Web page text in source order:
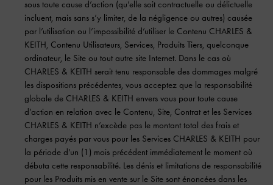
sous toute cause d’action (qu’elle soit contractuelle ou délictuelle
incluent, mais sans s’y limiter, de la négligence ou autres) causée
par l’utilisation ou l’impossibilité d’utiliser le Contenu CHARLES &
KEITH, Contenu Utilisateurs, Services, Produits Tiers, quelconque
ordinateur, le Site ou tout autre site Internet. Dans le cas où
CHARLES & KEITH serait tenu responsable des dommages malgré
les dispositions précédentes, vous acceptez que la responsabilité
globale de CHARLES & KEITH envers vous pour toute cause
d’action en relation avec le Contenu, Site, Contrat et les Services
CHARLES & KEITH n’excède pas le montant total des frais et
charges payés par vous pour les Services CHARLES & KEITH pour
la période d’un (1) mois précédent immédiatement le moment où
débuta cette responsabilité. Les dénis et limitations de responsabilité
pour les Produits mis en vente sur le Site sont énoncées dans les